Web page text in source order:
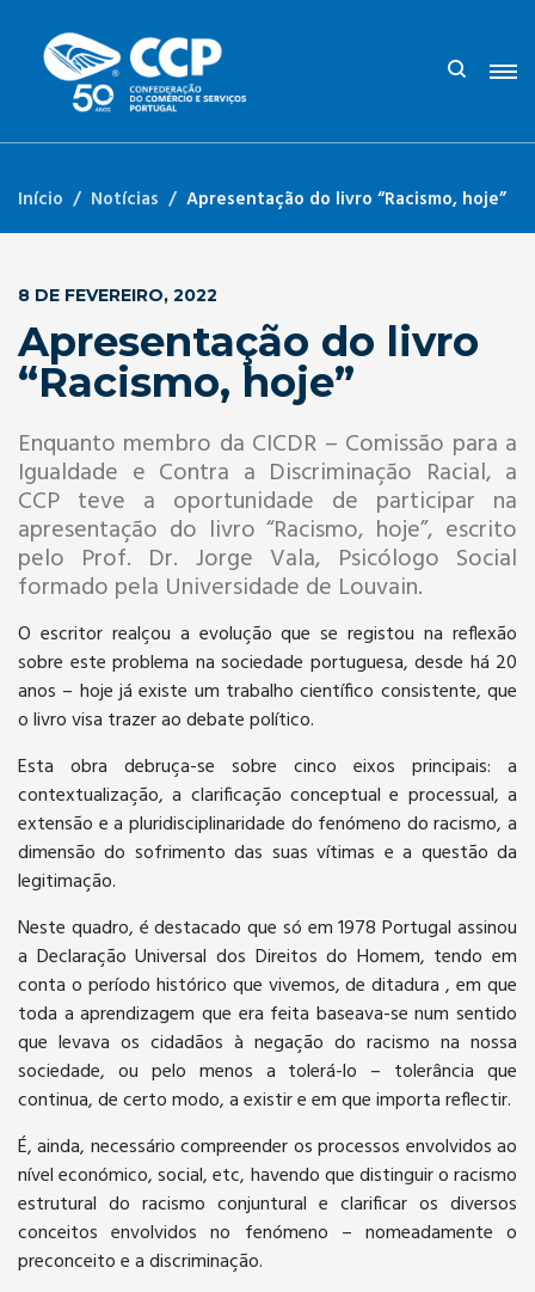
Início Notícias Apresentação do livro “Racismo, hoje”
8 DE FEVEREIRO, 2022
Apresentação do livro
“Racismo, hoje”
Enquanto membro da CICDR – Comissão para a
Igualdade e Contra a Discriminação Racial, a
CCP teve a oportunidade de participar na
apresentação do livro “Racismo, hoje”, escrito
pelo Prof. Dr. Jorge Vala, Psicólogo Social
formado pela Universidade de Louvain.
O escritor realçou a evolução que se registou na reflexão
sobre este problema na sociedade portuguesa, desde há 20
anos – hoje já existe um trabalho científico consistente, que
o livro visa trazer ao debate político.
Esta obra debruça-se sobre cinco eixos principais: a
contextualização, a clarificação conceptual e processual, a
extensão e a pluridisciplinaridade do fenómeno do racismo, a
dimensão do sofrimento das suas vítimas e a questão da
legitimação.
Neste quadro, é destacado que só em 1978 Portugal assinou
a Declaração Universal dos Direitos do Homem, tendo em
conta o período histórico que vivemos, de ditadura , em que
toda a aprendizagem que era feita baseava-se num sentido
que levava os cidadãos à negação do racismo na nossa
sociedade, ou pelo menos a tolerá-lo – tolerância que
continua, de certo modo, a existir e em que importa reflectir.
É, ainda, necessário compreender os processos envolvidos ao
nível económico, social, etc, havendo que distinguir o racismo
estrutural do racismo conjuntural e clarificar os diversos
conceitos envolvidos no fenómeno – nomeadamente o
preconceito e a discriminação.